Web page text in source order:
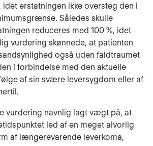
erstatningen ikke oversteg den i
Således skulle
reduceres med 100 %, idet
vurdering skønnede, at patienten
også uden faldtraumet
i forbindelse med den aktuelle
af sin svære leversygdom eller af
vurdering navnlig lagt vægt på, at
led af en meget alvorlig
af længerevarende leverkoma,